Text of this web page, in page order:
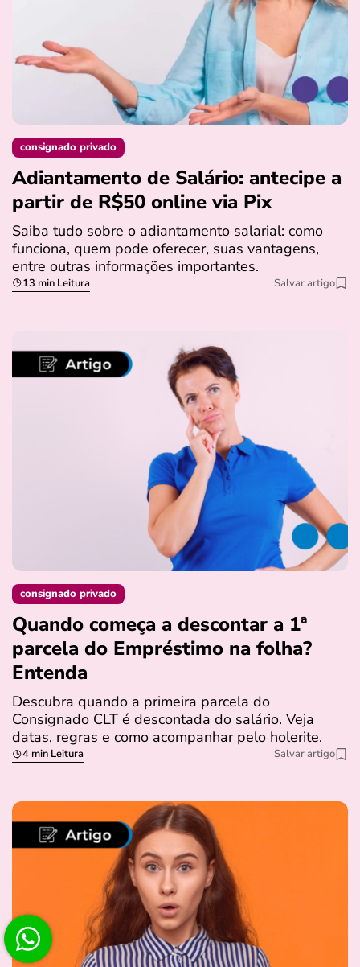
consignado privado
Adiantamento de Salário: antecipe a
partir de R$50 online via Pix
Saiba tudo sobre o adiantamento salarial: como
funciona, quem pode oferecer, suas vantagens,
entre outras informações importantes.
13 min Leitura Salvar artigo
consignado privado
Quando começa a descontar a 1ª
parcela do Empréstimo na folha?
Entenda
Descubra quando a primeira parcela do
Consignado CLT é descontada do salário. Veja
datas, regras e como acompanhar pelo holerite.
4 min Leitura Salvar artigo